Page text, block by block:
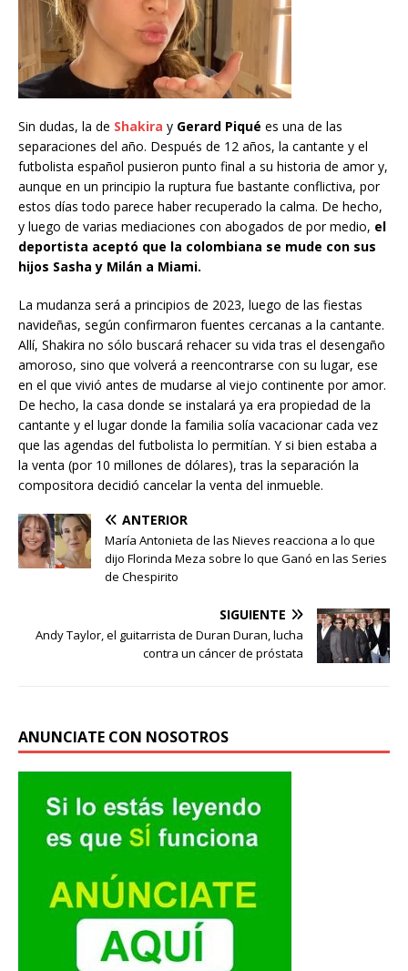
Sin dudas, la de Shakira y Gerard Piqué es una de las
separaciones del año. Después de 12 años, la cantante y el
futbolista español pusieron punto final a su historia de amor y,
aunque en un principio la ruptura fue bastante conflictiva, por
estos días todo parece haber recuperado la calma. De hecho,
y luego de varias mediaciones con abogados de por medio, el
deportista aceptó que la colombiana se mude con sus
hijos Sasha y Milán a Miami.
La mudanza será a principios de 2023, luego de las fiestas
navideñas, según confirmaron fuentes cercanas a la cantante.
Allí, Shakira no sólo buscará rehacer su vida tras el desengaño
amoroso, sino que volverá a reencontrarse con su lugar, ese
en el que vivió antes de mudarse al viejo continente por amor.
De hecho, la casa donde se instalará ya era propiedad de la
cantante y el lugar donde la familia solía vacacionar cada vez
que las agendas del futbolista lo permitían. Y si bien estaba a
la venta (por 10 millones de dólares), tras la separación la
compositora decidió cancelar la venta del inmueble.
ANTERIOR
María Antonieta de las Nieves reacciona a lo que
dijo Florinda Meza sobre lo que Ganó en las Series
de Chespirito
SIGUIENTE
Andy Taylor, el guitarrista de Duran Duran, lucha
contra un cáncer de próstata
ANUNCIATE CON NOSOTROS